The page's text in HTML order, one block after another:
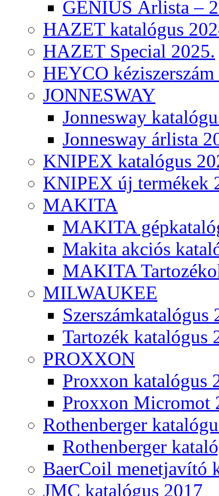
GENIUS Árlista –
HAZET katalógus
HAZET Special 2025.
HEYCO
JONNESWAY
Jonnesway
Jonnesway árlista
KNIPEX katalógus
KNIPEX új termékek
MAKITA
MAKITA
Makita akciós
MAKITA
MILWAUKEE
Szerszámkatalógus
Tartozék katalógus
PROXXON
Proxxon katalógus
Proxxon Micromot
Rothenberger
Rothenberger
BaerCoil menetjavító
JMC katalógus 2017